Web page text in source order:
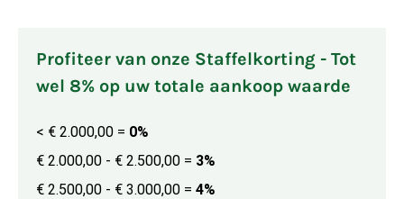
Profiteer van onze Staffelkorting - Tot
wel 8% op uw totale aankoop waarde
< € 2.000,00 = 0%
€ 2.000,00 - € 2.500,00 = 3%
€ 2.500,00 - € 3.000,00 = 4%